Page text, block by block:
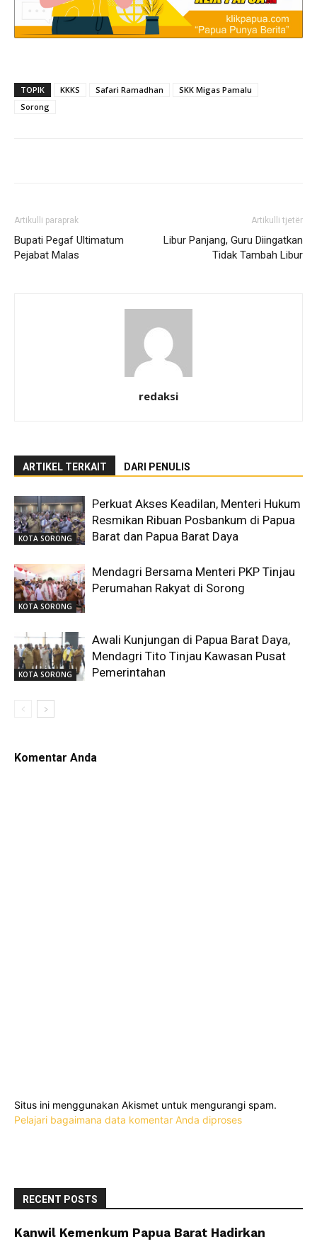
TOPIK KKKS Safari Ramadhan
SKK Migas Pamalu
Sorong
Artikulli paraprak
Bupati Pegaf Ultimatum
Pejabat Malas
Artikulli tjetër
Libur Panjang, Guru Diingatkan
Tidak Tambah Libur
redaksi
ARTIKEL TERKAIT DARI PENULIS
KOTA SORONG
Perkuat Akses Keadilan, Menteri Hukum
Resmikan Ribuan Posbankum di Papua
Barat dan Papua Barat Daya
KOTA SORONG
Mendagri Bersama Menteri PKP Tinjau
Perumahan Rakyat di Sorong
KOTA SORONG
Awali Kunjungan di Papua Barat Daya,
Mendagri Tito Tinjau Kawasan Pusat
Pemerintahan
Komentar Anda
Situs ini menggunakan Akismet untuk mengurangi spam.
Pelajari bagaimana data komentar Anda diproses
RECENT POSTS
Kanwil Kemenkum Papua Barat Hadirkan